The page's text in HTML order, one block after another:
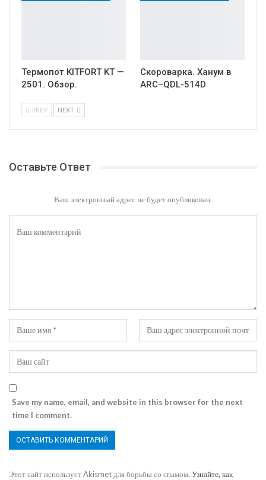
Термопот KITFORT KT —
2501. Обзор.
Скороварка. Ханум в
ARC–QDL-514D
PREV NEXT
Оставьте Ответ
Ваш электронный адрес не будет опубликован.
Save my name, email, and website in this browser for the next
time I comment.
Этот сайт использует Akismet для борьбы со спамом. Узнайте, как